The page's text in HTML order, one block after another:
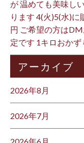
が 温めても美味しい
ります 4(火)5(水)
円 ご希望の方は
定です 1キロおかず
アーカイブ
2026年8月
2026年7月